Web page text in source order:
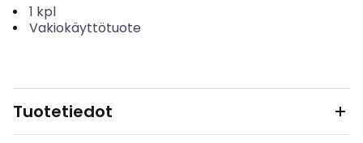
1 kpl
Vakiokäyttötuote
Tuotetiedot